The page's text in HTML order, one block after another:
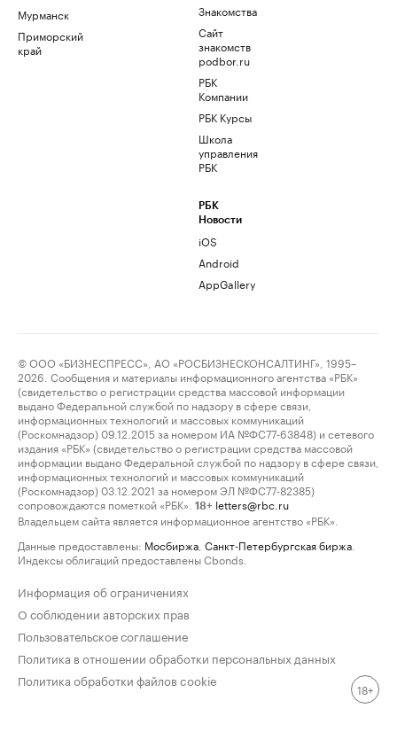
Мурманск
Приморский
край
Знакомства
Сайт
знакомств
podbor.ru
РБК
Компании
РБК Курсы
Школа
управления
РБК
РБК
Новости
iOS
Android
AppGallery
© ООО «БИЗНЕСПРЕСС», АО «РОСБИЗНЕСКОНСАЛТИНГ», 1995–
2026. Сообщения и материалы информационного агентства «РБК»
(свидетельство о регистрации средства массовой информации
выдано Федеральной службой по надзору в сфере связи,
информационных технологий и массовых коммуникаций
(Роскомнадзор) 09.12.2015 за номером ИА №ФС77-63848) и сетевого
издания «РБК» (свидетельство о регистрации средства массовой
информации выдано Федеральной службой по надзору в сфере связи,
информационных технологий и массовых коммуникаций
(Роскомнадзор) 03.12.2021 за номером ЭЛ №ФС77-82385)
сопровождаются пометкой «РБК».
18+ letters@rbc.ru
Владельцем сайта является информационное агентство «РБК».
Данные предоставлены: Мосбиржа Санкт-Петербургская биржа
Индексы облигаций предоставлены Cbonds.
Информация об ограничениях
О соблюдении авторских прав
Пользовательское соглашение
Политика в отношении обработки персональных данных
Политика обработки файлов cookie
18+